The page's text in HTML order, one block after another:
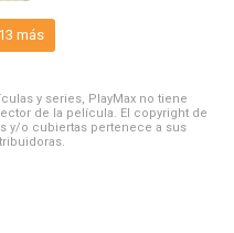
13 más
y series, PlayMax no tiene
de la película. El copyright de
y/o cubiertas pertenece a sus